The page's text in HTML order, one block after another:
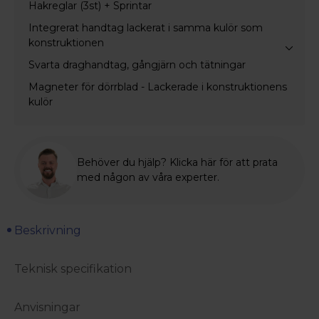
Hakreglar (3st) + Sprintar
Integrerat handtag lackerat i samma kulör som
konstruktionen
Svarta draghandtag, gångjärn och tätningar
Magneter för dörrblad - Lackerade i konstruktionens
kulör
Behöver du hjälp? Klicka här för att prata
med någon av våra experter.
Beskrivning
Teknisk specifikation
Anvisningar